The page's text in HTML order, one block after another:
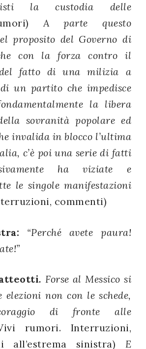
la custodia delle
A parte questo
proposito del Governo di
con la forza contro il
del fatto di una milizia a
un partito che impedisce
la libera
sovranità popolare ed
invalida in blocco l’ultima
c’è poi una serie di fatti
ha viziate e
le singole manifestazioni
commenti)
“Perché avete paura!
. Forse al Messico si
elezioni non con le schede,
di fronte alle
rumori. Interruzioni,
all’estrema sinistra) E